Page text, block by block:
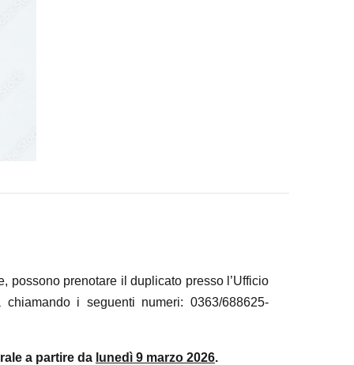
possono prenotare il duplicato presso l’Ufficio
i seguenti numeri: 0363/688625-
a partire da lunedì 9 marzo 2026.